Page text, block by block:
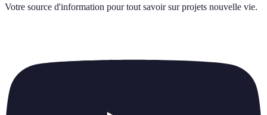
Votre source d'information pour tout savoir sur projets nouvelle vie.